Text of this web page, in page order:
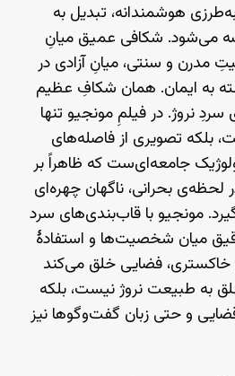
هوشمندانه، تبدیل به
می‌شود. شکافی عمیق میانِ
مدرن و سنتی، میانِ آزادی در
به ایمان. همان شکافِ عظیم
نروژ. در فیلمِ مونجیو تنها
بلکه تصویری از فاصله‌های
جامعه‌ای‌ست که ظاهراً بر
لحظه‌ی بحرانی، ناگهان چهره‌ای
مونجیو با قاب‌بندی‌های سرد
میان شخصیت‌ها و استفادهٔ
خاکستری، فضایی خلق می‌کند
به طبیعت نروژ نیست، بلکه
و حتی زبان گفت‌وگوها نیز